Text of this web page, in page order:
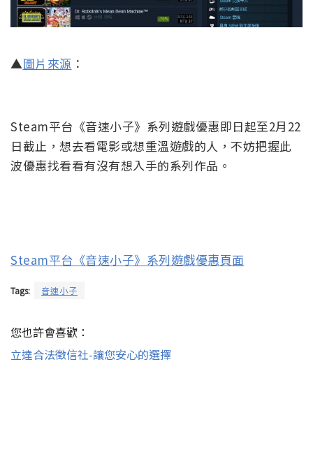
▲圖片來源 ：
Steam平台《音速小子》系列遊戲優惠即日起至2月22
日截止，想去看電影或想重溫遊戲的人，不妨把握此
波優惠找看看有沒有想入手的系列作品。
Steam平台《音速小子》系列遊戲優惠頁面
Tags: 音速小子
您也許會喜歡：
立達合法徵信社-讓您安心的選擇